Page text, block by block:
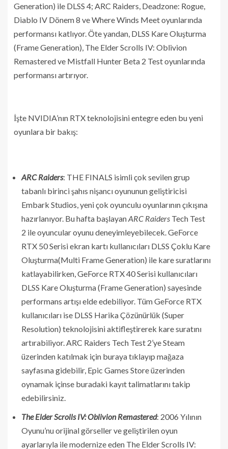
Generation) ile DLSS 4; ARC Raiders, Deadzone: Rogue,
Diablo IV Dönem 8 ve Where Winds Meet oyunlarında
performansı katlıyor. Öte yandan, DLSS Kare Oluşturma
(Frame Generation), The Elder Scrolls IV: Oblivion
Remastered ve Mistfall Hunter Beta 2 Test oyunlarında
performansı artırıyor.
İşte NVIDIA’nın RTX teknolojisini entegre eden bu yeni
oyunlara bir bakış:
ARC Raiders: THE FINALS isimli çok sevilen grup
tabanlı birinci şahıs nişancı oyununun geliştiricisi
Embark Studios, yeni çok oyunculu oyunlarının çıkışına
hazırlanıyor. Bu hafta başlayanARC Raiders Tech Test
2 ile oyuncular oyunu deneyimleyebilecek. GeForce
RTX 50 Serisi ekran kartı kullanıcıları DLSS Çoklu Kare
Oluşturma(Multi Frame Generation) ile kare suratlarını
katlayabilirken, GeForce RTX 40 Serisi kullanıcıları
DLSS Kare Oluşturma (Frame Generation) sayesinde
performans artışı elde edebiliyor. Tüm GeForce RTX
kullanıcıları ise DLSS Harika Çözünürlük (Super
Resolution) teknolojisini aktifleştirerek kare suratını
artırabiliyor. ARC Raiders Tech Test 2’ye Steam
üzerinden katılmak için buraya tıklayıp mağaza
sayfasına gidebilir, Epic Games Store üzerinden
oynamak içinse buradaki kayıt talimatlarını takip
edebilirsiniz.
The Elder Scrolls IV: Oblivion Remastered: 2006 Yılının
Oyunu’nu orijinal görseller ve geliştirilen oyun
ayarlarıyla ile modernize eden The Elder Scrolls IV: